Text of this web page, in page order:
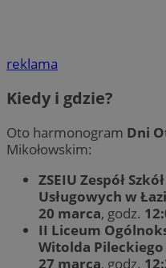
reklama
Kiedy i gdzie?
Oto harmonogram Dni
Mikołowskim:
ZSEIU Zespół
Usługowych w
20 marca, godz.
II Liceum
Witolda
27 marca, godz.